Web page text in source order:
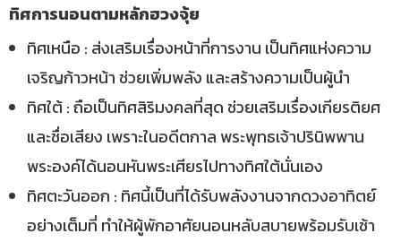
ทิศการนอนตามหลักฮวงจุ้ย
ทิศเหนือ : ส่งเสริมเรื่องหน้าที่การงาน เป็นทิศแห่งความ
เจริญก้าวหน้า ช่วยเพิ่มพลัง และสร้างความเป็นผู้นำ
ทิศใต้ : ถือเป็นทิศสิริมงคลที่สุด ช่วยเสริมเรื่องเกียรติยศ
และชื่อเสียง เพราะในอดีตกาล พระพุทธเจ้าปรินิพพาน
พระองค์ได้นอนหันพระเศียรไปทางทิศใต้นั่นเอง
ทิศตะวันออก : ทิศนี้เป็นที่ได้รับพลังงานจากดวงอาทิตย์
อย่างเต็มที่ ทำให้ผู้พักอาศัยนอนหลับสบายพร้อมรับเช้า